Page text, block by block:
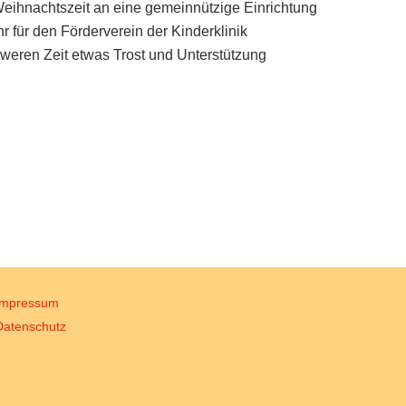
an eine gemeinnützige Einrichtung
für den Förderverein der Kinderklinik
Zeit etwas Trost und Unterstützung